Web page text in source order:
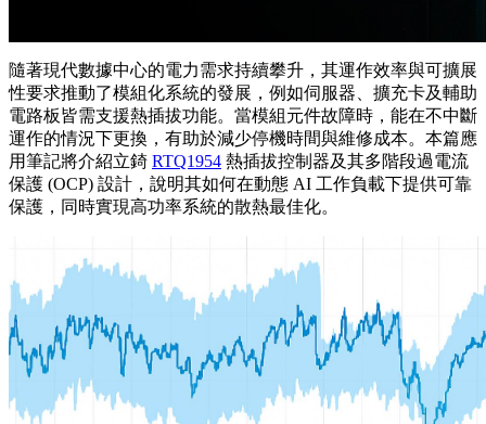
隨著現代數據中心的電力需求持續攀升，其運作效率與可擴展
性要求推動了模組化系統的發展，例如伺服器、擴充卡及輔助
電路板皆需支援熱插拔功能。當模組元件故障時，能在不中斷
運作的情況下更換，有助於減少停機時間與維修成本。本篇應
用筆記將介紹立錡 RTQ1954 熱插拔控制器及其多階段過電流
保護 (OCP) 設計，說明其如何在動態 AI 工作負載下提供可靠
保護，同時實現高功率系統的散熱最佳化。